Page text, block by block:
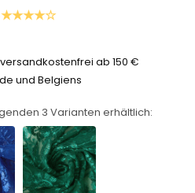
★★★★☆
ab 150 €
und Belgiens
3 Varianten erhältlich: